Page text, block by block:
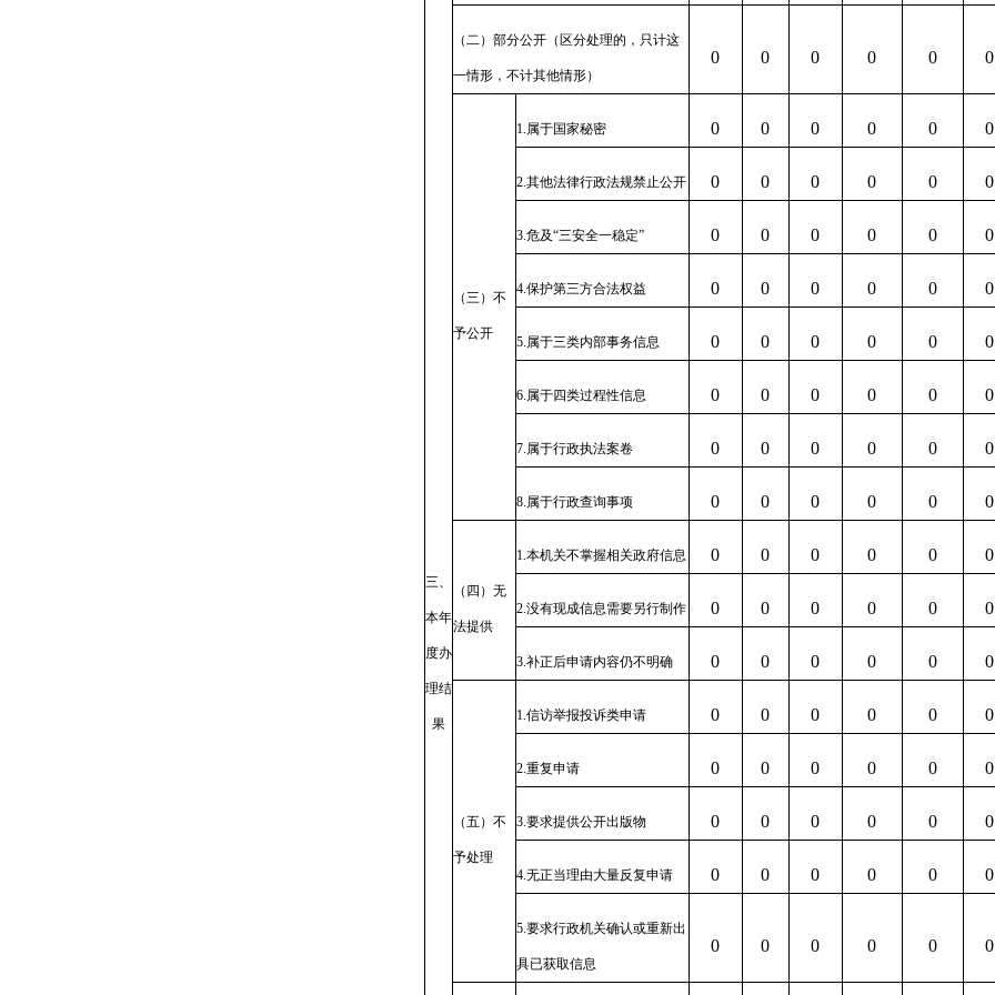
三、
本年
度办
理结
果
（二）部分公开（区分处理的，只计这
一情形，不计其他情形）
0 0 0 0 0 0
（三）不
予公开
1.属于国家秘密 0 0 0 0 0 0
2.其他法律行政法规禁止公开 0 0 0 0 0 0
3.危及“三安全一稳定” 0 0 0 0 0 0
4.保护第三方合法权益 0 0 0 0 0 0
5.属于三类内部事务信息 0 0 0 0 0 0
6.属于四类过程性信息 0 0 0 0 0 0
7.属于行政执法案卷 0 0 0 0 0 0
8.属于行政查询事项 0 0 0 0 0 0
（四）无
法提供
1.本机关不掌握相关政府信息 0 0 0 0 0 0
2.没有现成信息需要另行制作 0 0 0 0 0 0
3.补正后申请内容仍不明确 0 0 0 0 0 0
（五）不
予处理
1.信访举报投诉类申请 0 0 0 0 0 0
2.重复申请 0 0 0 0 0 0
3.要求提供公开出版物 0 0 0 0 0 0
4.无正当理由大量反复申请 0 0 0 0 0 0
5.要求行政机关确认或重新出
具已获取信息
0 0 0 0 0 0